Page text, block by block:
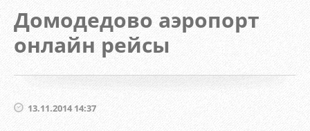
Домодедово аэропорт
онлайн рейсы
13.11.2014 14:37